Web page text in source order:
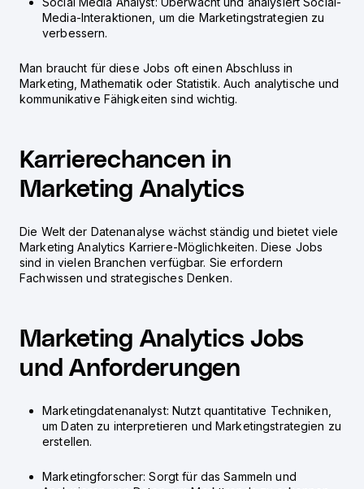
Media-Interaktionen, um die Marketingstrategien zu
verbessern.
Man braucht für diese Jobs oft einen Abschluss in
Marketing, Mathematik oder Statistik. Auch analytische und
kommunikative Fähigkeiten sind wichtig.
Karrierechancen in
Marketing Analytics
Die Welt der Datenanalyse wächst ständig und bietet viele
Marketing Analytics Karriere-Möglichkeiten. Diese Jobs
sind in vielen Branchen verfügbar. Sie erfordern
Fachwissen und strategisches Denken.
Marketing Analytics Jobs
und Anforderungen
Marketingdatenanalyst: Nutzt quantitative Techniken,
um Daten zu interpretieren und Marketingstrategien zu
erstellen.
Marketingforscher: Sorgt für das Sammeln und